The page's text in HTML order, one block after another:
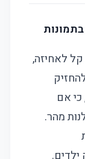
קל לאחיזה,
כי אם
מהר.
ילדים.